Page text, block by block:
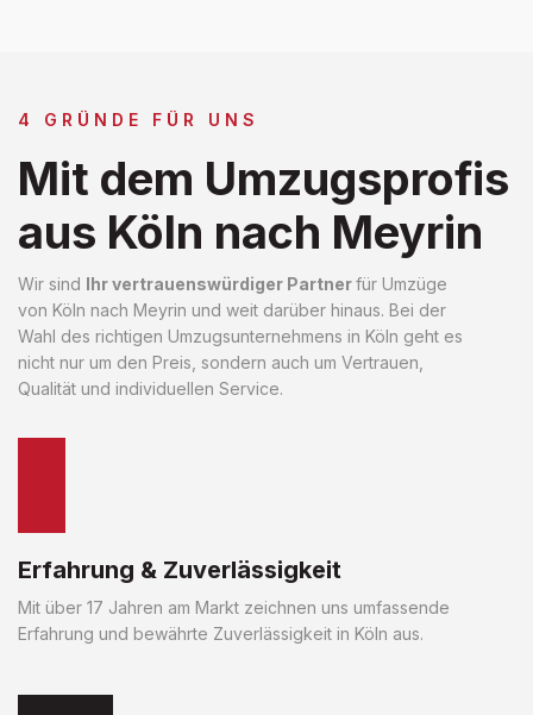
4 GRÜNDE FÜR UNS
Mit dem Umzugsprofis
aus Köln nach Meyrin
Wir sind Ihr vertrauenswürdiger Partnerfür Umzüge
von Köln nach Meyrin und weit darüber hinaus. Bei der
Wahl des richtigen Umzugsunternehmens in Köln geht es
nicht nur um den Preis, sondern auch um Vertrauen,
Qualität und individuellen Service.
Erfahrung & Zuverlässigkeit
Mit über 17 Jahren am Markt zeichnen uns umfassende
Erfahrung und bewährte Zuverlässigkeit in Köln aus.